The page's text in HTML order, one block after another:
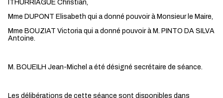
ITHURRIAGUE Christian,
Mme DUPONT Elisabeth qui a donné pouvoir à Monsieur le Maire,
Mme BOUZIAT Victoria qui a donné pouvoir à M. PINTO DA SILVA
Antoine.
M. BOUEILH Jean-Michel a été désigné secrétaire de séance.
Les délibérations de cette séance sont disponibles dans